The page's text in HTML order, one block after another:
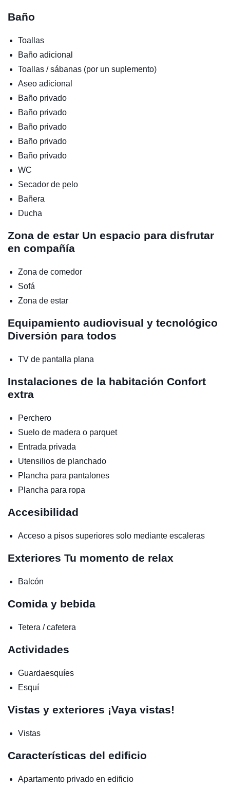
Baño
Toallas
Baño adicional
Toallas / sábanas (por un suplemento)
Aseo adicional
Baño privado
Baño privado
Baño privado
Baño privado
Baño privado
WC
Secador de pelo
Bañera
Ducha
Zona de estar Un espacio para disfrutar
en compañía
Zona de comedor
Sofá
Zona de estar
Equipamiento audiovisual y tecnológico
Diversión para todos
TV de pantalla plana
Instalaciones de la habitación Confort
extra
Perchero
Suelo de madera o parquet
Entrada privada
Utensilios de planchado
Plancha para pantalones
Plancha para ropa
Accesibilidad
Acceso a pisos superiores solo mediante escaleras
Exteriores Tu momento de relax
Balcón
Comida y bebida
Tetera / cafetera
Actividades
Guardaesquíes
Esquí
Vistas y exteriores ¡Vaya vistas!
Vistas
Características del edificio
Apartamento privado en edificio